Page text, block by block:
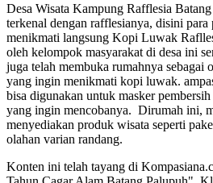
Desa Wisata Kampung Rafflesia
terkenal dengan rafflesianya, disini para
menikmati langsung Kopi Luwak
oleh kelompok masyarakat di desa ini
juga telah membuka rumahnya sebagai
yang ingin menikmati kopi luwak.
bisa digunakan untuk masker
yang ingin mencobanya. Dirumah ini,
menyediakan produk wisata seperti
olahan varian randang.
Konten ini telah tayang di